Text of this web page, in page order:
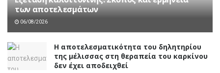
των αποτελεσμάτων
06/08/2026
Η αποτελεσματικότητα του δηλητηρίου
της μέλισσας στη θεραπεία του καρκίνου
δεν έχει αποδειχθεί